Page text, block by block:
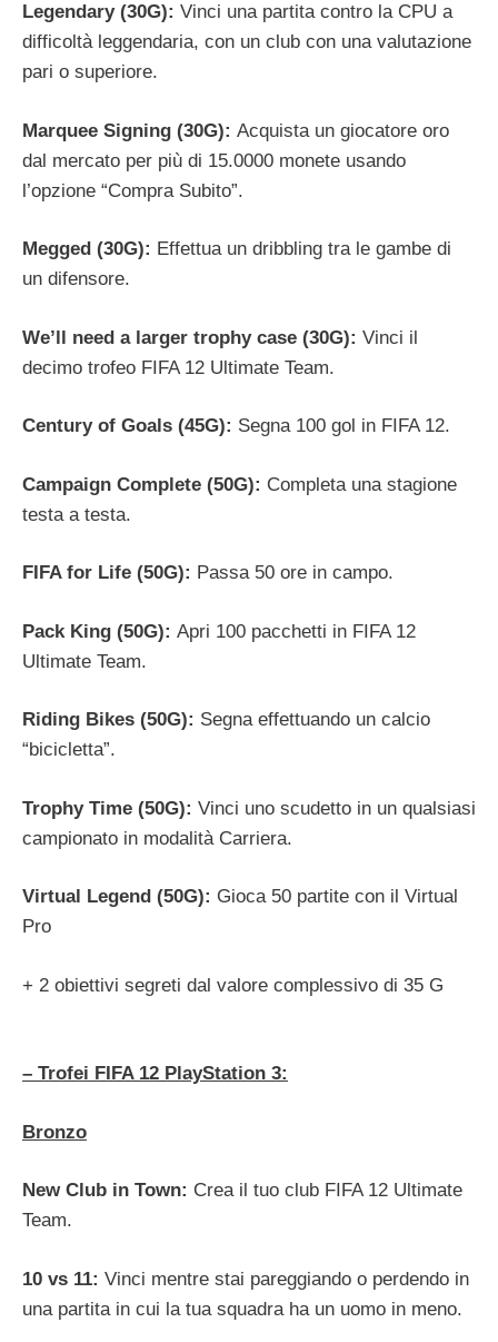
Legendary (30G): Vinci una partita contro la CPU a
difficoltà leggendaria, con un club con una valutazione
pari o superiore.
Marquee Signing (30G): Acquista un giocatore oro
dal mercato per più di 15.0000 monete usando
l’opzione “Compra Subito”.
Megged (30G): Effettua un dribbling tra le gambe di
un difensore.
We’ll need a larger trophy case (30G): Vinci il
decimo trofeo FIFA 12 Ultimate Team.
Century of Goals (45G): Segna 100 gol in FIFA 12.
Campaign Complete (50G): Completa una stagione
testa a testa.
FIFA for Life (50G): Passa 50 ore in campo.
Pack King (50G): Apri 100 pacchetti in FIFA 12
Ultimate Team.
Riding Bikes (50G): Segna effettuando un calcio
“bicicletta”.
Trophy Time (50G): Vinci uno scudetto in un qualsiasi
campionato in modalità Carriera.
Virtual Legend (50G): Gioca 50 partite con il Virtual
Pro
+ 2 obiettivi segreti dal valore complessivo di 35 G
– Trofei FIFA 12 PlayStation 3:
Bronzo
New Club in Town: Crea il tuo club FIFA 12 Ultimate
Team.
10 vs 11: Vinci mentre stai pareggiando o perdendo in
una partita in cui la tua squadra ha un uomo in meno.